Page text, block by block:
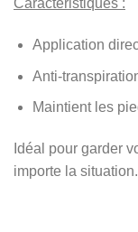
Caractéristiques :
Application
Anti-
Maintient les
Idéal pour garder
importe la situation.